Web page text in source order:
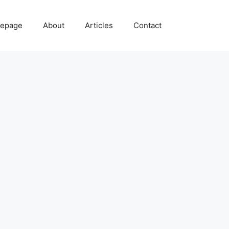
About Articles Contact